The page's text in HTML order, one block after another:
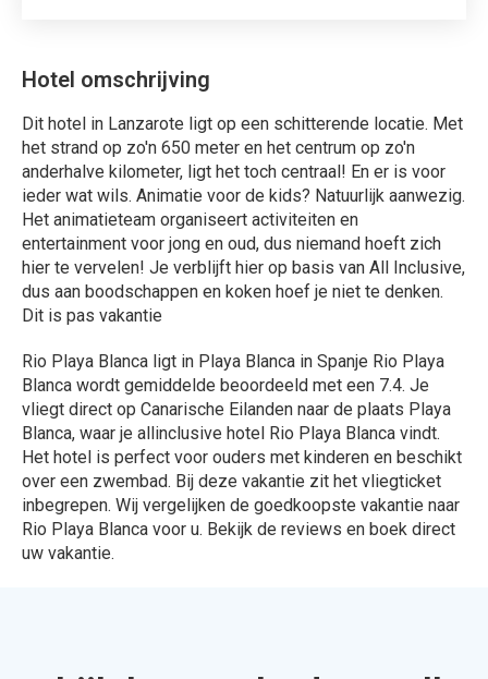
Hotel omschrijving
Dit hotel in Lanzarote ligt op een schitterende locatie. Met
het strand op zo'n 650 meter en het centrum op zo'n
anderhalve kilometer, ligt het toch centraal! En er is voor
ieder wat wils. Animatie voor de kids? Natuurlijk aanwezig.
Het animatieteam organiseert activiteiten en
entertainment voor jong en oud, dus niemand hoeft zich
hier te vervelen! Je verblijft hier op basis van All Inclusive,
dus aan boodschappen en koken hoef je niet te denken.
Dit is pas vakantie
Rio Playa Blanca ligt in Playa Blanca in Spanje Rio Playa
Blanca wordt gemiddelde beoordeeld met een 7.4. Je
vliegt direct op Canarische Eilanden naar de plaats Playa
Blanca, waar je allinclusive hotel Rio Playa Blanca vindt.
Het hotel is perfect voor ouders met kinderen en beschikt
over een zwembad. Bij deze vakantie zit het vliegticket
inbegrepen. Wij vergelijken de goedkoopste vakantie naar
Rio Playa Blanca voor u. Bekijk de reviews en boek direct
uw vakantie.